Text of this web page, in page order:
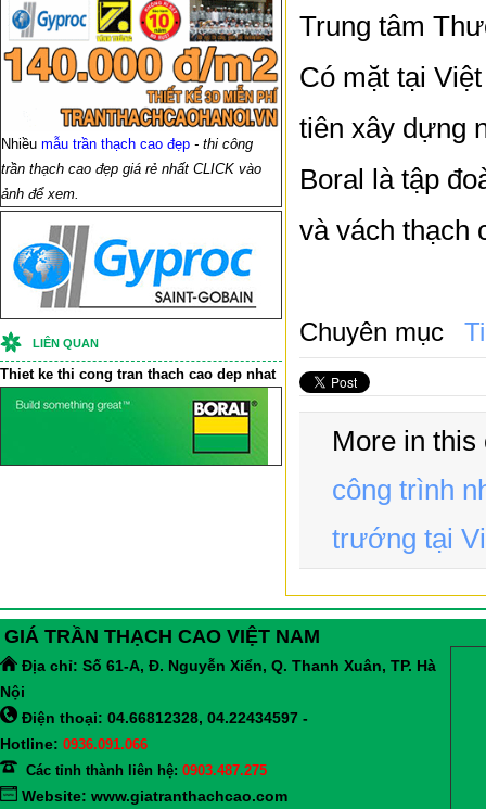
Nhiều mẫu trần thạch cao đẹp - thi công
trần thạch cao đẹp giá rẻ nhất CLICK vào
ảnh để xem.
LIÊN QUAN
Thiet ke thi cong tran thach cao dep nhat
Trung tâm
Có mặt tại
tiên xây dựng
Boral là tập
và vách thạch
Chuyên mục
More in this
công trình
trướng tại
GIÁ TRẦN THẠCH CAO VIỆT NAM
Địa chỉ: Số 61-A, Đ. Nguyễn Xiển, Q. Thanh Xuân, TP. Hà
Nội
Điện thoại: 04.66812328, 04.22434597 -
Hotline: 0936.091.066
Các tỉnh thành liên hệ: 0903.487.275
Website: www.giatranthachcao.com